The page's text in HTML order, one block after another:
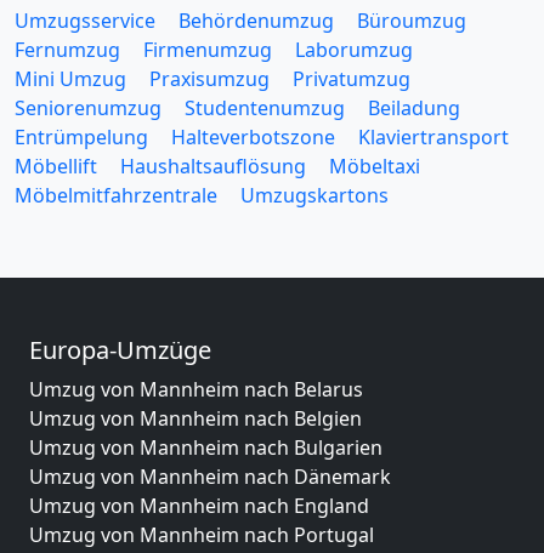
Umzugsservice Behördenumzug
Büroumzug
Fernumzug
Firmenumzug
Laborumzug
Mini Umzug
Praxisumzug
Privatumzug
Seniorenumzug
Studentenumzug
Beiladung
Entrümpelung
Halteverbotszone
Klaviertransport
Möbellift
Haushaltsauflösung
Möbeltaxi
Möbelmitfahrzentrale
Umzugskartons
Europa-Umzüge
Umzug von Mannheim nach Belarus
Umzug von Mannheim nach Belgien
Umzug von Mannheim nach Bulgarien
Umzug von Mannheim nach Dänemark
Umzug von Mannheim nach England
Umzug von Mannheim nach Portugal